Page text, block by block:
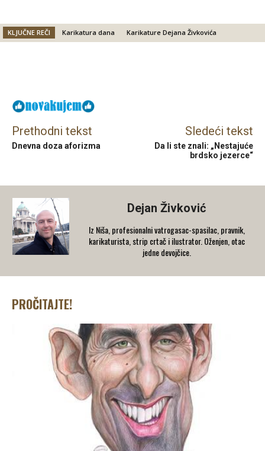
KLJUČNE REČI Karikatura dana Karikature Dejana Živkovića
Prethodni tekst
Dnevna doza aforizma
Sledeći tekst
Da li ste znali: „Nestajuće
brdsko jezerce“
Dejan Živković
Iz Niša, profesionalni vatrogasac-spasilac, pravnik,
karikaturista, strip crtač i ilustrator. Oženjen, otac
jedne devojčice.
PROČITAJTE!